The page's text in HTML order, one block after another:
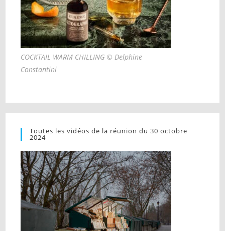
COCKTAIL WARM CHILLING © Delphine
Constantini
Toutes les vidéos de la réunion du 30 octobre
2024